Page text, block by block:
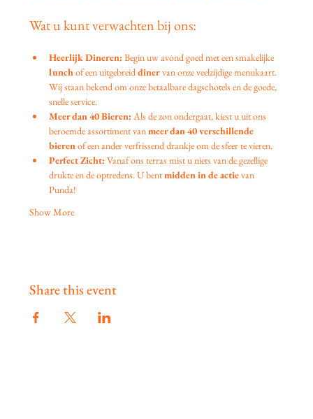
Wat u kunt verwachten bij ons:
Heerlijk Dineren: Begin uw avond goed met een smakelijke
lunch of een uitgebreid diner van onze veelzijdige menukaart.
Wij staan bekend om onze betaalbare dagschotels en de goede,
snelle service.
Meer dan 40 Bieren: Als de zon ondergaat, kiest u uit ons
beroemde assortiment van meer dan 40 verschillende
bieren of een ander verfrissend drankje om de sfeer te vieren.
Perfect Zicht: Vanaf ons terras mist u niets van de gezellige
drukte en de optredens. U bent midden in de actie van
Punda!
Show More
Share this event